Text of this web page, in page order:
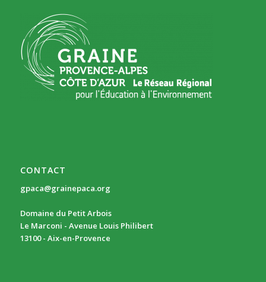
CONTACT
gpaca@grainepaca.org
Domaine du Petit Arbois
Le Marconi - Avenue Louis Philibert
13100 - Aix-en-Provence